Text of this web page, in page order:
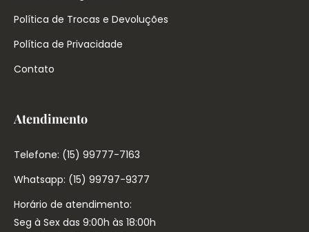
Política de Trocas e Devoluções
Política de Privacidade
Contato
Atendimento
Telefone: (15) 99777-7163
Whatsapp: (15) 99797-9377
Horário de atendimento:
Seg à Sex das 9:00h às 18:00h